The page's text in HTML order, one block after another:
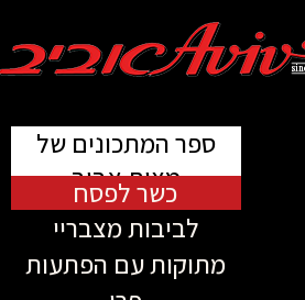
ספר המתכונים של
מצות אביב
כשר לפסח
לביבות מצבריי
מתוקות עם הפתעות